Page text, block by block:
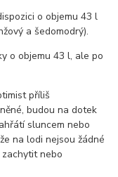
o objemu 43 l
a šedomodrý).
o objemu 43 l, ale po
příliš
budou na dotek
sluncem nebo
na lodi nejsou žádné
nebo